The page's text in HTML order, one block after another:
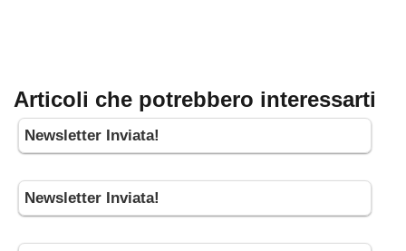
Articoli che potrebbero interessarti
Newsletter Inviata!
Newsletter Inviata!